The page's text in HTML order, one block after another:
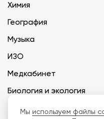
Химия
География
Музыка
ИЗО
Медкабинет
Биология и экология
Технология
Мы используем файлы